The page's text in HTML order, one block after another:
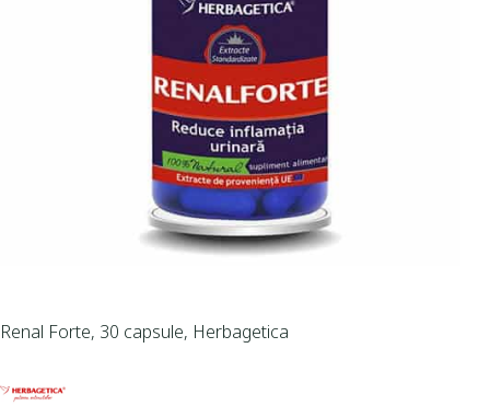
Renal Forte, 30 capsule, Herbagetica